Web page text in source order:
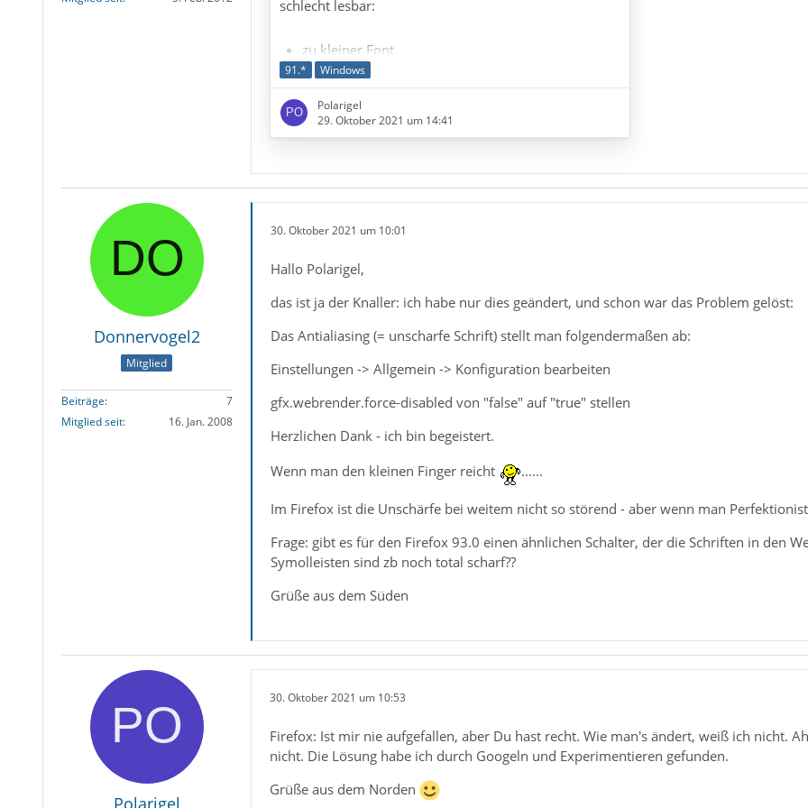
schlecht lesbar:
zu kleiner Font
zu geringer Zeilenabstand
unscharf
Was nicht funktionierte:
Menüpunkt Ansicht- Dichte ändern.Damit erhöhte sich
nur der Zeilenabstand
Lösung
Habe das in mehreren Schritten gelöst.
1. Schrift schärfer machen
Das Antialiasing (= unscharfe Schrift) stellt man
Einstellungen -> Allgemein -> Konfiguration bearbeiten
gfx.webrender.force-disabled von…
91.* Windows
Polarigel
29. Oktober 2021 um 14:41
Donnervogel2
Mitglied
Beiträge
7
Mitglied seit
16. Jan. 2008
30. Oktober 2021 um 10:01
Hallo Polarigel,
das ist ja der Knaller: ich habe nur dies geändert, und schon war das Problem gelöst:
Das Antialiasing (= unscharfe Schrift) stellt man folgendermaßen ab:
Einstellungen -> Allgemein -> Konfiguration bearbeiten
gfx.webrender.force-disabled von "false" auf "true" stellen
Herzlichen Dank - ich bin begeistert.
Wenn man den kleinen Finger reicht
......
Im Firefox ist die Unschärfe bei weitem nicht so störend - aber wenn man
Frage: gibt es für den Firefox 93.0 einen ähnlichen Schalter, der die Schriften in den
Symolleisten sind zb noch total scharf??
Grüße aus dem Süden
Polarigel
30. Oktober 2021 um 10:53
Firefox: Ist mir nie aufgefallen, aber Du hast recht. Wie man's ändert, weiß ich nicht.
nicht. Die Lösung habe ich durch Googeln und Experimentieren gefunden.
Grüße aus dem Norden